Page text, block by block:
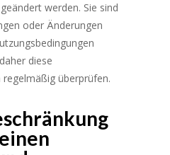
werden. Sie sind
oder Änderungen
diese
überprüfen.